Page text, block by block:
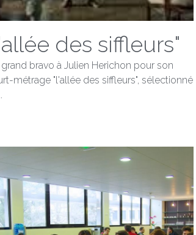
des siffleurs"
bravo à Julien Herichon pour son
métrage "l'allée des siffleurs", sélectionné